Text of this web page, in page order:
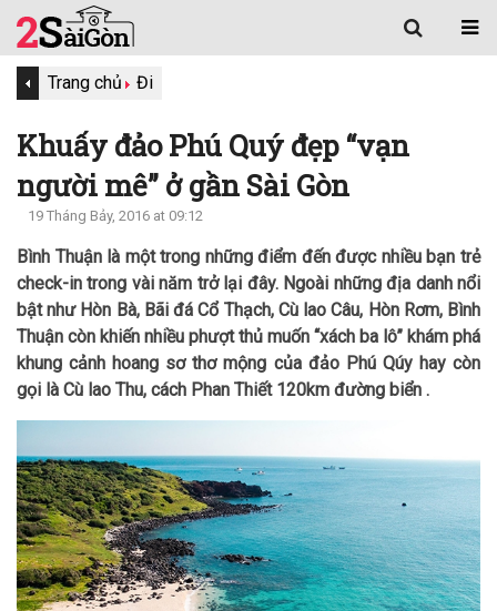
Trang chủ Đi
Khuấy đảo Phú Quý đẹp “vạn
người mê” ở gần Sài Gòn
19 Tháng Bảy, 2016 at 09:12
Bình Thuận là một trong những điểm đến được nhiều bạn trẻ
check-in trong vài năm trở lại đây. Ngoài những địa danh nổi
bật như Hòn Bà, Bãi đá Cổ Thạch, Cù lao Câu, Hòn Rơm, Bình
Thuận còn khiến nhiều phượt thủ muốn “xách ba lô” khám phá
khung cảnh hoang sơ thơ mộng của đảo Phú Qúy hay còn
gọi là Cù lao Thu, cách Phan Thiết 120km đường biển .